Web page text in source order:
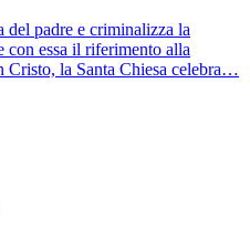
del padre e criminalizza la
con essa il riferimento alla
Cristo, la Santa Chiesa celebra…